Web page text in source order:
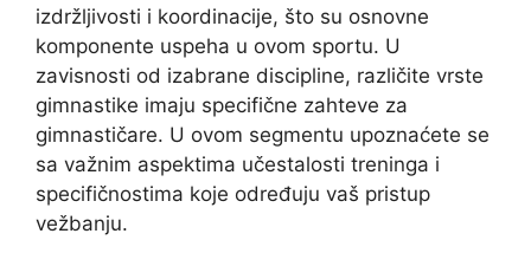
izdržljivosti i koordinacije, što su osnovne
komponente uspeha u ovom sportu. U
zavisnosti od izabrane discipline, različite vrste
gimnastike imaju specifične zahteve za
gimnastičare. U ovom segmentu upoznaćete se
sa važnim aspektima učestalosti treninga i
specifičnostima koje određuju vaš pristup
vežbanju.